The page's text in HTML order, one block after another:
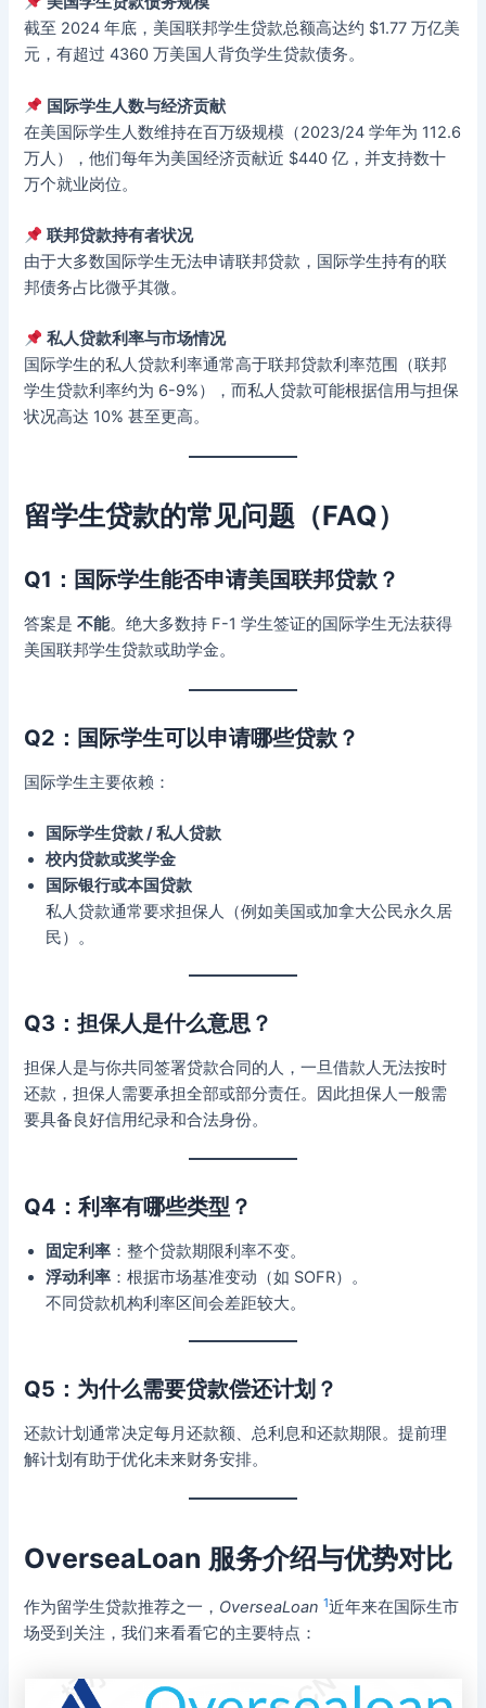
截至 2024 年底，美国联邦学生贷款总额高达约 $1.77 万亿美
元，有超过 4360 万美国人背负学生贷款债务。
国际学生人数与经济贡献
在美国际学生人数维持在百万级规模（2023/24 学年为 112.6
万人），他们每年为美国经济贡献近 $440 亿，并支持数十
万个就业岗位。
联邦贷款持有者状况
由于大多数国际学生无法申请联邦贷款，国际学生持有的联
邦债务占比微乎其微。
私人贷款利率与市场情况
国际学生的私人贷款利率通常高于联邦贷款利率范围（联邦
学生贷款利率约为 6-9%），而私人贷款可能根据信用与担保
状况高达 10% 甚至更高。
留学生贷款的常见问题（FAQ）
Q1：国际学生能否申请美国联邦贷款？
答案是不能。绝大多数持 F-1 学生签证的国际学生无法获得
美国联邦学生贷款或助学金。
Q2：国际学生可以申请哪些贷款？
国际学生主要依赖：
国际学生贷款 / 私人贷款
校内贷款或奖学金
国际银行或本国贷款
私人贷款通常要求担保人（例如美国或加拿大公民永久居
民）。
Q3：担保人是什么意思？
担保人是与你共同签署贷款合同的人，一旦借款人无法按时
还款，担保人需要承担全部或部分责任。因此担保人一般需
要具备良好信用纪录和合法身份。
Q4：利率有哪些类型？
固定利率 ：整个贷款期限利率不变。
浮动利率 ：根据市场基准变动（如 SOFR）。
不同贷款机构利率区间会差距较大。
Q5：为什么需要贷款偿还计划？
还款计划通常决定每月还款额、总利息和还款期限。提前理
解计划有助于优化未来财务安排。
OverseaLoan 服务介绍与优势对比
作为留学生贷款推荐之一， OverseaLoan 1近年来在国际生市
场受到关注，我们来看看它的主要特点：